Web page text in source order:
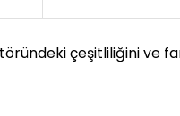
çeşitliliğini ve